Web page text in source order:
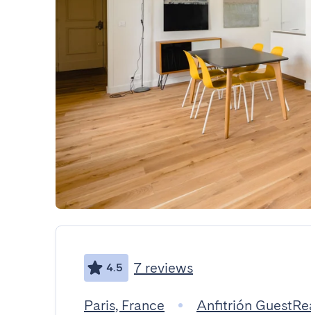
4.5 7 reviews
Paris, France Anfitrión